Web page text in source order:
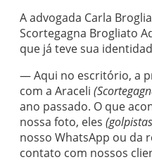
A advogada Carla
Scortegagna Brogliato
que já teve sua
— Aqui no escritório, a
com a Araceli
ano passado. O que
nossa foto, eles
nosso WhatsApp ou da
contato com nossos